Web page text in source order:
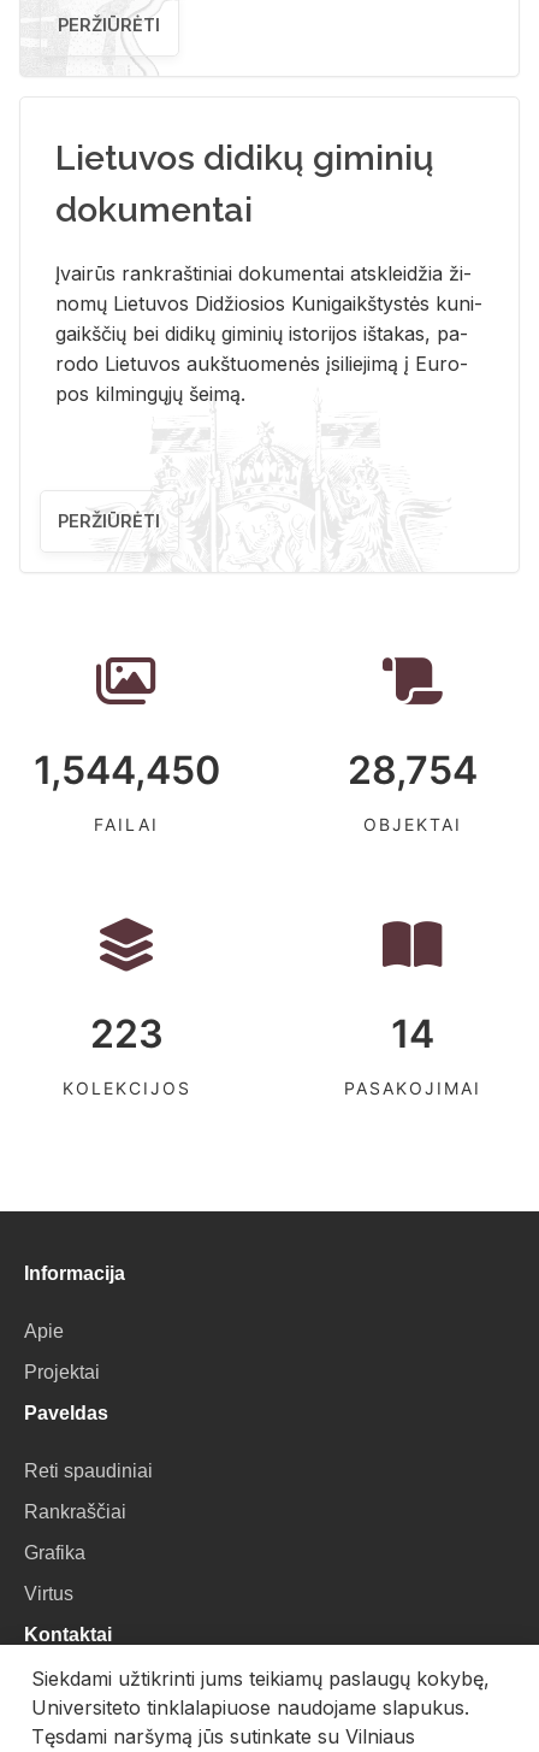
PERŽIŪRĖTI
Lietuvos didikų giminių
dokumentai
Įvai­rūs rank­raš­ti­niai do­ku­men­tai at­sklei­džia ži­
no­mų Lie­tu­vos Di­džio­sios Ku­ni­gaikš­tys­tės ku­ni­
gaikš­čių bei di­di­kų gi­mi­nių is­to­ri­jos iš­ta­kas, pa­
ro­do Lie­tu­vos aukš­tuo­me­nės įsi­lie­ji­mą į Eu­ro­
pos kil­min­gų­jų šei­mą.
PERŽIŪRĖTI
1,544,450
FAILAI
28,754
OBJEKTAI
223
KOLEKCIJOS
14
PASAKOJIMAI
Informacija
Apie
Projektai
Paveldas
Reti spaudiniai
Rankraščiai
Grafika
Virtus
Kontaktai
VU Biblioteka
Universiteto g. 3, LT-01122, Vilnius
Siekdami užtikrinti jums teikiamų paslaugų kokybę,
Universiteto tinklalapiuose naudojame slapukus.
Tęsdami naršymą jūs sutinkate su Vilniaus